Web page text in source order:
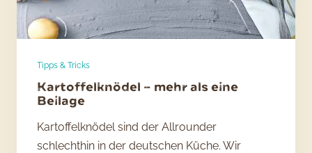
Tipps & Tricks
Kartoffelknödel – mehr als eine
Beilage
Kartoffelknödel sind der Allrounder
schlechthin in der deutschen Küche. Wir